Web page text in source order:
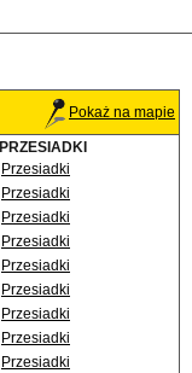
Pokaż na mapie
PRZESIADKI
Przesiadki
Przesiadki
Przesiadki
Przesiadki
Przesiadki
Przesiadki
Przesiadki
Przesiadki
Przesiadki